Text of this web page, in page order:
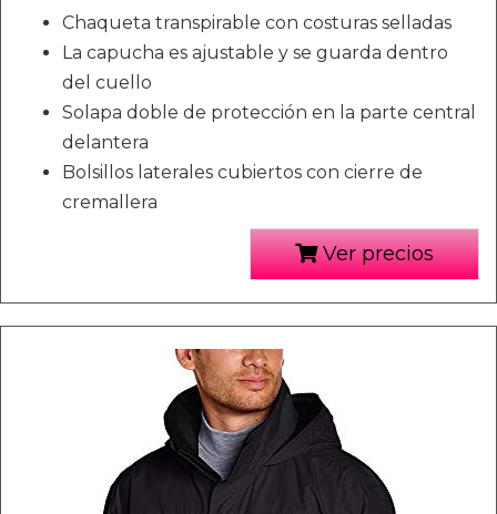
Chaqueta transpirable con costuras selladas
La capucha es ajustable y se guarda dentro
del cuello
Solapa doble de protección en la parte central
delantera
Bolsillos laterales cubiertos con cierre de
cremallera
Ver precios